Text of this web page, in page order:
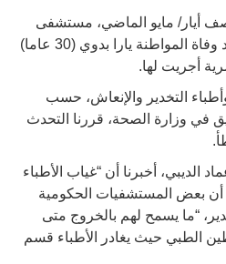
أيار/ مايو الماضي، مستشفى
الهلال الأحمر في طولكرم، بعد وفاة المواطنة يارا بدوي (30 عاما)
أجريت لها.
التخدير والإنعاش، حسب
في وزارة الصحة، قررنا التحدث
الديبي، أخبرنا أن “غياب الأطباء
بعض المستشفيات الحكومية
“ما يسمح لهم بالخروج متى
الطبي حيث يغادر الأطباء قسم